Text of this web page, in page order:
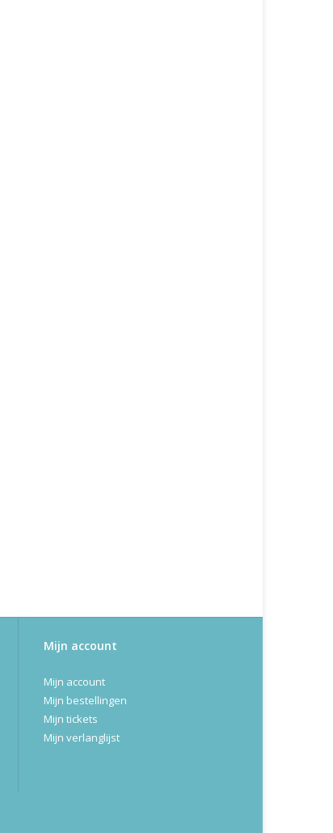
Mijn account
Mijn account
Mijn bestellingen
Mijn tickets
Mijn verlanglijst